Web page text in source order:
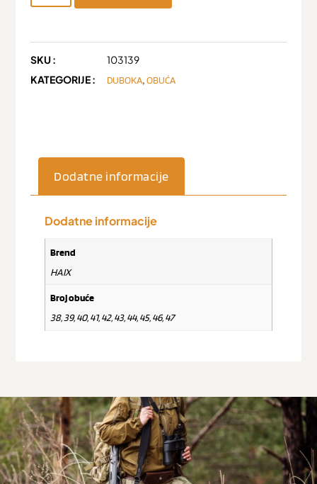
SKU :
103139
KATEGORIJE :
DUBOKA,OBUĆA
Dodatne informacije
Dodatne informacije
Brend
HAIX
Broj obuće
38, 39, 40, 41, 42, 43, 44, 45, 46, 47